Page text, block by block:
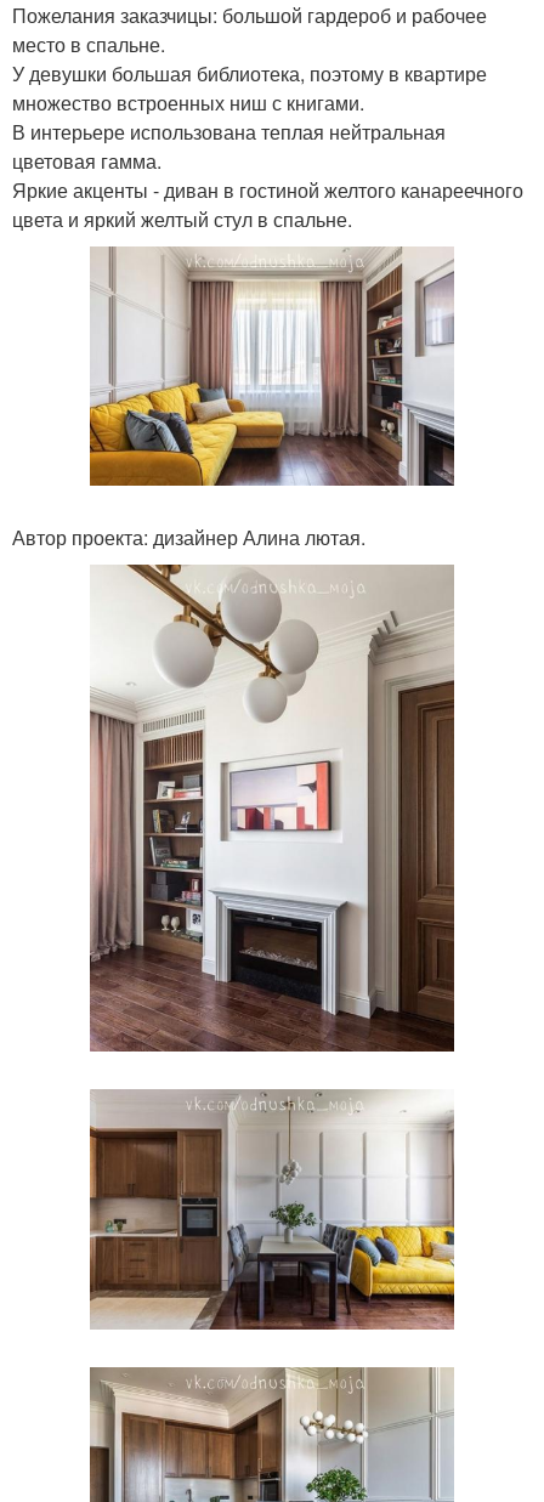
Пожелания заказчицы: большой гардероб и рабочее
место в спальне.
У девушки большая библиотека, поэтому в квартире
множество встроенных ниш с книгами.
В интерьере использована теплая нейтральная
цветовая гамма.
Яркие акценты - диван в гостиной желтого канареечного
цвета и яркий желтый стул в спальне.
Автор проекта: дизайнер Алина лютая.